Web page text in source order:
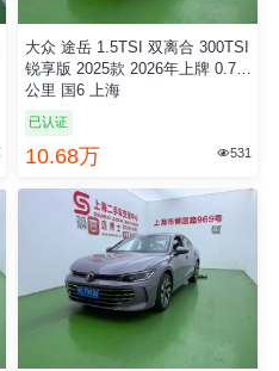
大众 途岳 1.5TSI 双离合 300TSI
锐享版 2025款 2026年上牌 0.7万
公里 国6 上海
已认证
10.68万 531